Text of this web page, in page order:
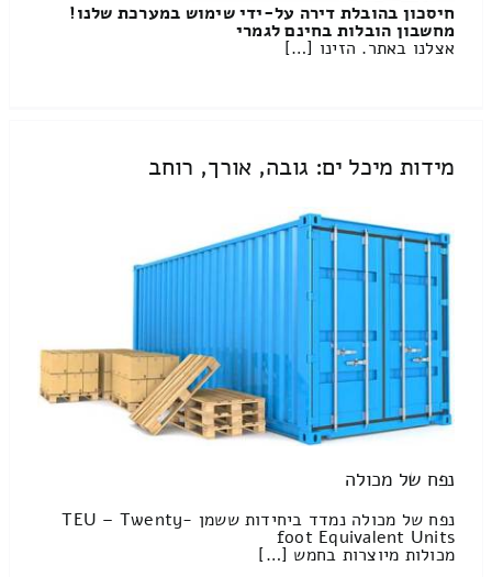
חיסכון בהובלת דירה על-ידי שימוש במערכת שלנו!
מחשבון הובלות בחינם לגמרי
אצלנו באתר. הזינו […]
מידות מיכל ים: גובה, אורך, רוחב
נפח של מכולה
נפח של מכולה נמדד ביחידות ששמן TEU – Twenty-
foot Equivalent Units
מכולות מיוצרות בחמש […]